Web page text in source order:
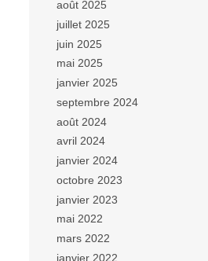
août 2025
juillet 2025
juin 2025
mai 2025
janvier 2025
septembre 2024
août 2024
avril 2024
janvier 2024
octobre 2023
janvier 2023
mai 2022
mars 2022
janvier 2022